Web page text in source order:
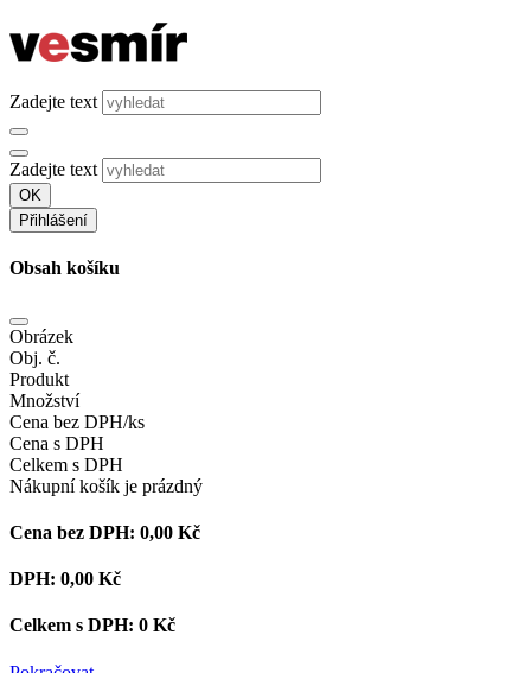
Zadejte text
Zadejte text
OK
Přihlášení
Obsah košíku
Obrázek
Obj. č.
Produkt
Množství
Cena bez DPH/ks
Cena s DPH
Celkem s DPH
Nákupní košík je prázdný
Cena bez DPH: 0,00 Kč
DPH: 0,00 Kč
Celkem s DPH: 0 Kč